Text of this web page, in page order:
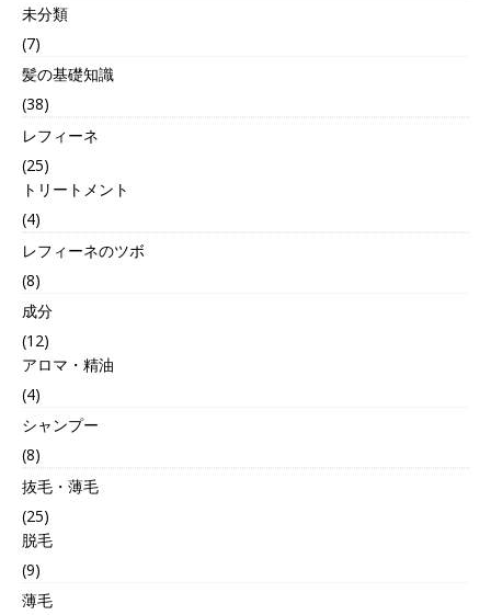
未分類
(7)
髪の基礎知識
(38)
レフィーネ
(25)
トリートメント
(4)
レフィーネのツボ
(8)
成分
(12)
アロマ・精油
(4)
シャンプー
(8)
抜毛・薄毛
(25)
脱毛
(9)
薄毛